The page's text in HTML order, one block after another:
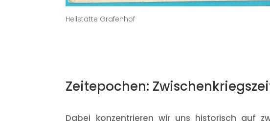
Heilstätte Grafenhof
Zeitepochen:
Dabei konzentrieren wir uns historisch auf